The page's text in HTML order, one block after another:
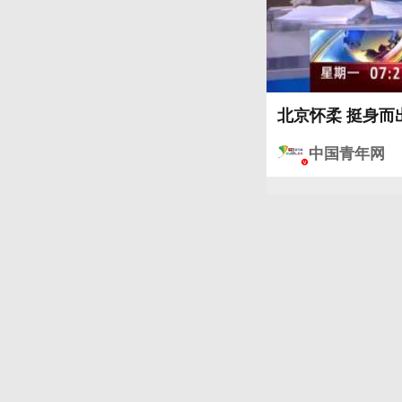
北京怀柔 挺身而
中国青年网